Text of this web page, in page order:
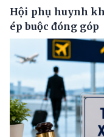
Hội phụ huynh
ép buộc đóng góp